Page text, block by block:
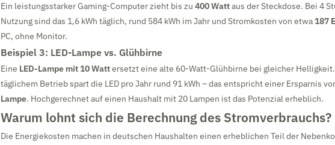
Ein leistungsstarker Gaming-Computer zieht bis zu 400 Wattaus der Steckdose. Bei 4
Nutzung sind das 1,6 kWh täglich, rund 584 kWh im Jahr und Stromkosten von etwa 187
PC, ohne Monitor.
Beispiel 3: LED-Lampe vs. Glühbirne
Eine LED-Lampe mit 10 Wattersetzt eine alte 60-Watt-Glühbirne bei gleicher
täglichem Betrieb spart die LED pro Jahr rund 91 kWh – das entspricht einer Ersparnis
Lampe. Hochgerechnet auf einen Haushalt mit 20 Lampen ist das Potenzial erheblich.
Warum lohnt sich die Berechnung des Stromverbrauchs?
Die Energiekosten machen in deutschen Haushalten einen erheblichen Teil der